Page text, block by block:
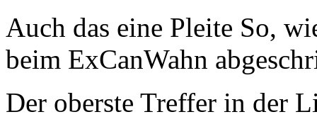
Auch das eine Pleite So,
beim ExCanWahn
Der oberste Treffer in der